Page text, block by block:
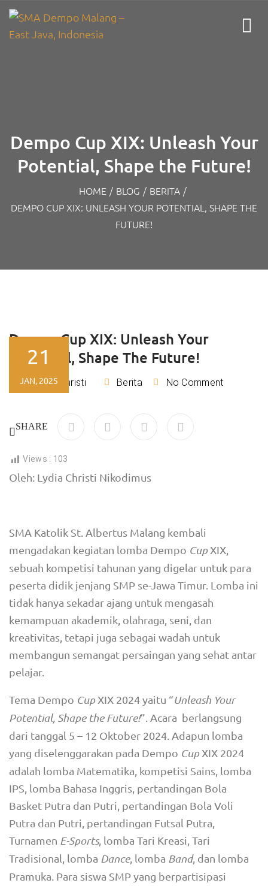
Dempo Cup XIX: Unleash Your
Potential, Shape the Future!
HOME / BLOG / BERITA /
DEMPO CUP XIX: UNLEASH YOUR POTENTIAL, SHAPE THE
FUTURE!
Dempo Cup XIX: Unleash Your
Potential, Shape The Future!
By Lydia Christi Berita No Comment
21
JAN, 2025
SHARE
Views : 103
Oleh: Lydia Christi Nikodimus
SMA Katolik St. Albertus Malang kembali
mengadakan kegiatan lomba Dempo CupXIX,
sebuah kompetisi tahunan yang digelar untuk para
peserta didik jenjang SMP se-Jawa Timur. Lomba ini
tidak hanya sekadar ajang untuk mengasah
kemampuan akademik, olahraga, seni, dan
kreativitas, tetapi juga sebagai wadah untuk
membangun semangat persaingan yang sehat antar
pelajar.
Tema Dempo CupXIX 2024 yaitu “Unleash Your
Potential, Shape the Future!”. Acara berlangsung
dari tanggal 5 – 12 Oktober 2024. Adapun lomba
yang diselenggarakan pada Dempo CupXIX 2024
adalah lomba Matematika, kompetisi Sains, lomba
IPS, lomba Bahasa Inggris, pertandingan Bola
Basket Putra dan Putri, pertandingan Bola Voli
Putra dan Putri, pertandingan Futsal Putra,
Turnamen E-Sports, lomba Tari Kreasi, Tari
Tradisional, lomba Dance, lomba Band, dan lomba
Pramuka. Para siswa SMP yang berpartisipasi